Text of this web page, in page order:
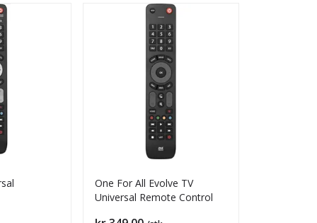
One For All Evolve TV
Universal Remote Control